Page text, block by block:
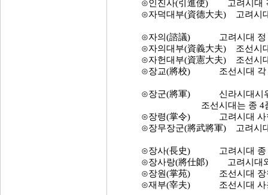
⊙인진사(引進使) 고려시대
⊙자덕대부(資德大夫) 고려시
⊙자의(諮議) 고려시대 정 6
⊙자의대부(資義大夫) 조선시
⊙자헌대부(資憲大夫) 조선시
⊙장교(將校) 조선시대 각
⊙장군(將軍) 신라시대시위부
조선시대는 종 4품
⊙장령(掌令) 고려시대 사헌
⊙장무장군(將武將軍) 고려시
⊙장사(長史) 고려시대 종 6
⊙장사랑(將仕郞) 고려시대와
⊙장원(掌苑) 조선시대 장원
⊙재부(宰夫) 조선시대 사옹